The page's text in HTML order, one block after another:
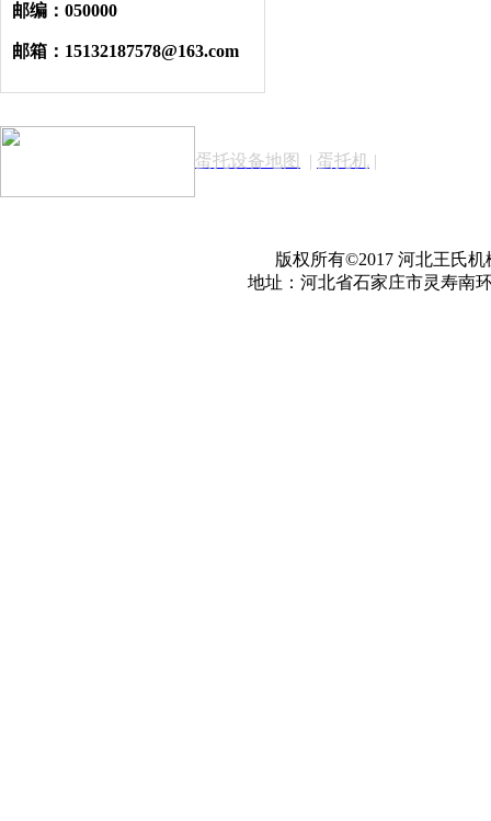
邮编：050000
邮箱：15132187578@163.com
蛋托设备地图 | 蛋托机 |
版权所有©2017 河北王氏
地址：河北省石家庄市灵寿南